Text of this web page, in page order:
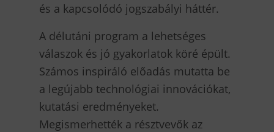
és a kapcsolódó jogszabályi háttér.
A délutáni program a lehetséges
válaszok és jó gyakorlatok köré épült.
Számos inspiráló előadás mutatta be
a legújabb technológiai innovációkat,
kutatási eredményeket.
Megismerhették a résztvevők az